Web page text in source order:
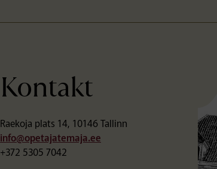
Kontakt
Raekoja plats 14, 10146 Tallinn
info@opetajatemaja.ee
+372 5305 7042